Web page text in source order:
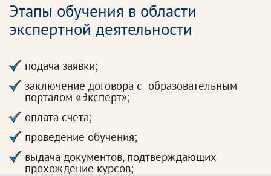
Этапы обучения в области
экспертной деятельности
подача заявки;
заключение договора с образовательным
порталом «Эксперт»;
оплата счета;
проведение обучения;
выдача документов, подтверждающих
прохождение курсов;